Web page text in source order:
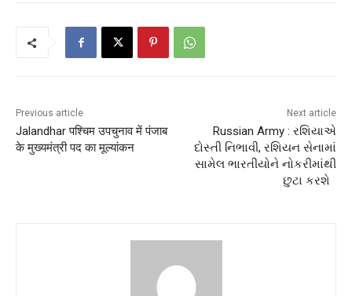
Previous article
Jalandhar पश्चिम उपचुनाव में पंजाब
के मुख्यमंत्री पद का मूल्यांकन
Next article
Russian Army : રશિયાએ
દોસ્તી નિભાવી, રશિયન સેનામાં
સામેલ ભારતીયોને નોકરીમાંથી
છુટા કરશે